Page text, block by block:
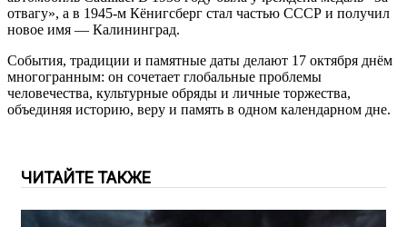
отвагу», а в 1945-м Кёнигсберг стал частью СССР и получил
новое имя — Калининград.
События, традиции и памятные даты делают 17 октября днём
многогранным: он сочетает глобальные проблемы
человечества, культурные обряды и личные торжества,
объединяя историю, веру и память в одном календарном дне.
ЧИТАЙТЕ ТАКЖЕ